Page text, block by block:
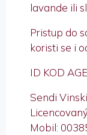
lavande ili
Pristup do
koristi se i
ID KOD
Sendi Vinski
Mobil: